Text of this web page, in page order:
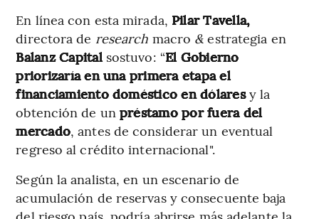
En línea con esta mirada, Pilar Tavella,
directora de research macro & estrategia en
Balanz Capitalsostuvo: “El Gobierno
priorizaría en una primera etapa el
financiamiento doméstico en dólaresy la
obtención de un préstamo por fuera del
mercado, antes de considerar un eventual
regreso al crédito internacional".
Según la analista, en un escenario de
acumulación de reservas y consecuente baja